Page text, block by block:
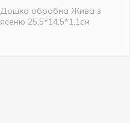
Дошка обробна Жива з
ясеню 25,5*14,5*1,1см